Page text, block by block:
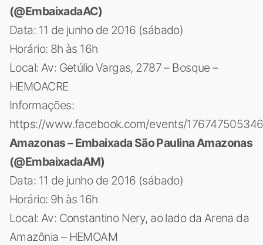
(@EmbaixadaAC)
Data: 11 de junho de 2016 (sábado)
Horário: 8h às 16h
Local: Av: Getúlio Vargas, 2787 – Bosque –
HEMOACRE
Informações:
https://www.facebook.com/events/
Amazonas – Embaixada São Paulina Amazonas
(@EmbaixadaAM)
Data: 11 de junho de 2016 (sábado)
Horário: 9h às 16h
Local: Av: Constantino Nery, ao lado da Arena da
Amazônia – HEMOAM